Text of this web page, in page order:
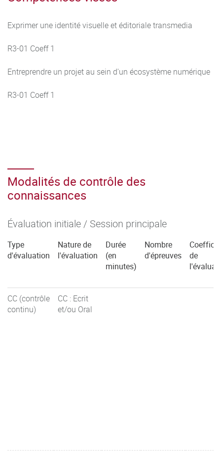
Exprimer une identité visuelle et éditoriale transmedia
R3-01 Coeff 1
Entreprendre un projet au sein d'un écosystème numérique
R3-01 Coeff 1
Modalités de contrôle des
connaissances
Évaluation initiale / Session principale
Type
d'évaluation
Nature de
l'évaluation
Durée
(en
minutes)
Nombre
d'épreuves
de
CC (contrôle
continu)
CC : Ecrit
et/ou Oral